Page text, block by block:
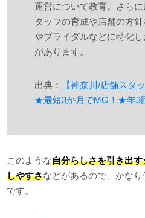
運営について教育。さら
タッフの育成や店舗の方
やブライダルなどに特化
があります。
出典：
【神奈川/店舗スタ
★最短3か月でMG！★年3
このような自分らしさを引き出
しやすさなどがあるので、かな
です。